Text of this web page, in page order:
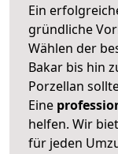
Ein
gründliche
Wählen der
Bakar bis hin
Porzellan
Eine
helfen. Wir
für jeden